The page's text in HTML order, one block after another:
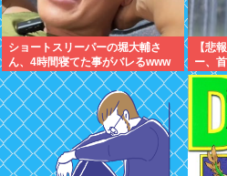
ショートスリーパーの堀大輔さ
ん、4時間寝てた事がバレるwww
【悲
ー、
した